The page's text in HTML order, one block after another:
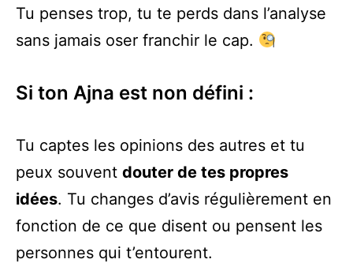
Tu penses trop, tu te perds dans l’analyse
sans jamais oser franchir le cap.
Si ton Ajna est non défini :
Tu captes les opinions des autres et tu
peux souvent douter de tes propres
idées. Tu changes d’avis régulièrement en
fonction de ce que disent ou pensent les
personnes qui t’entourent.